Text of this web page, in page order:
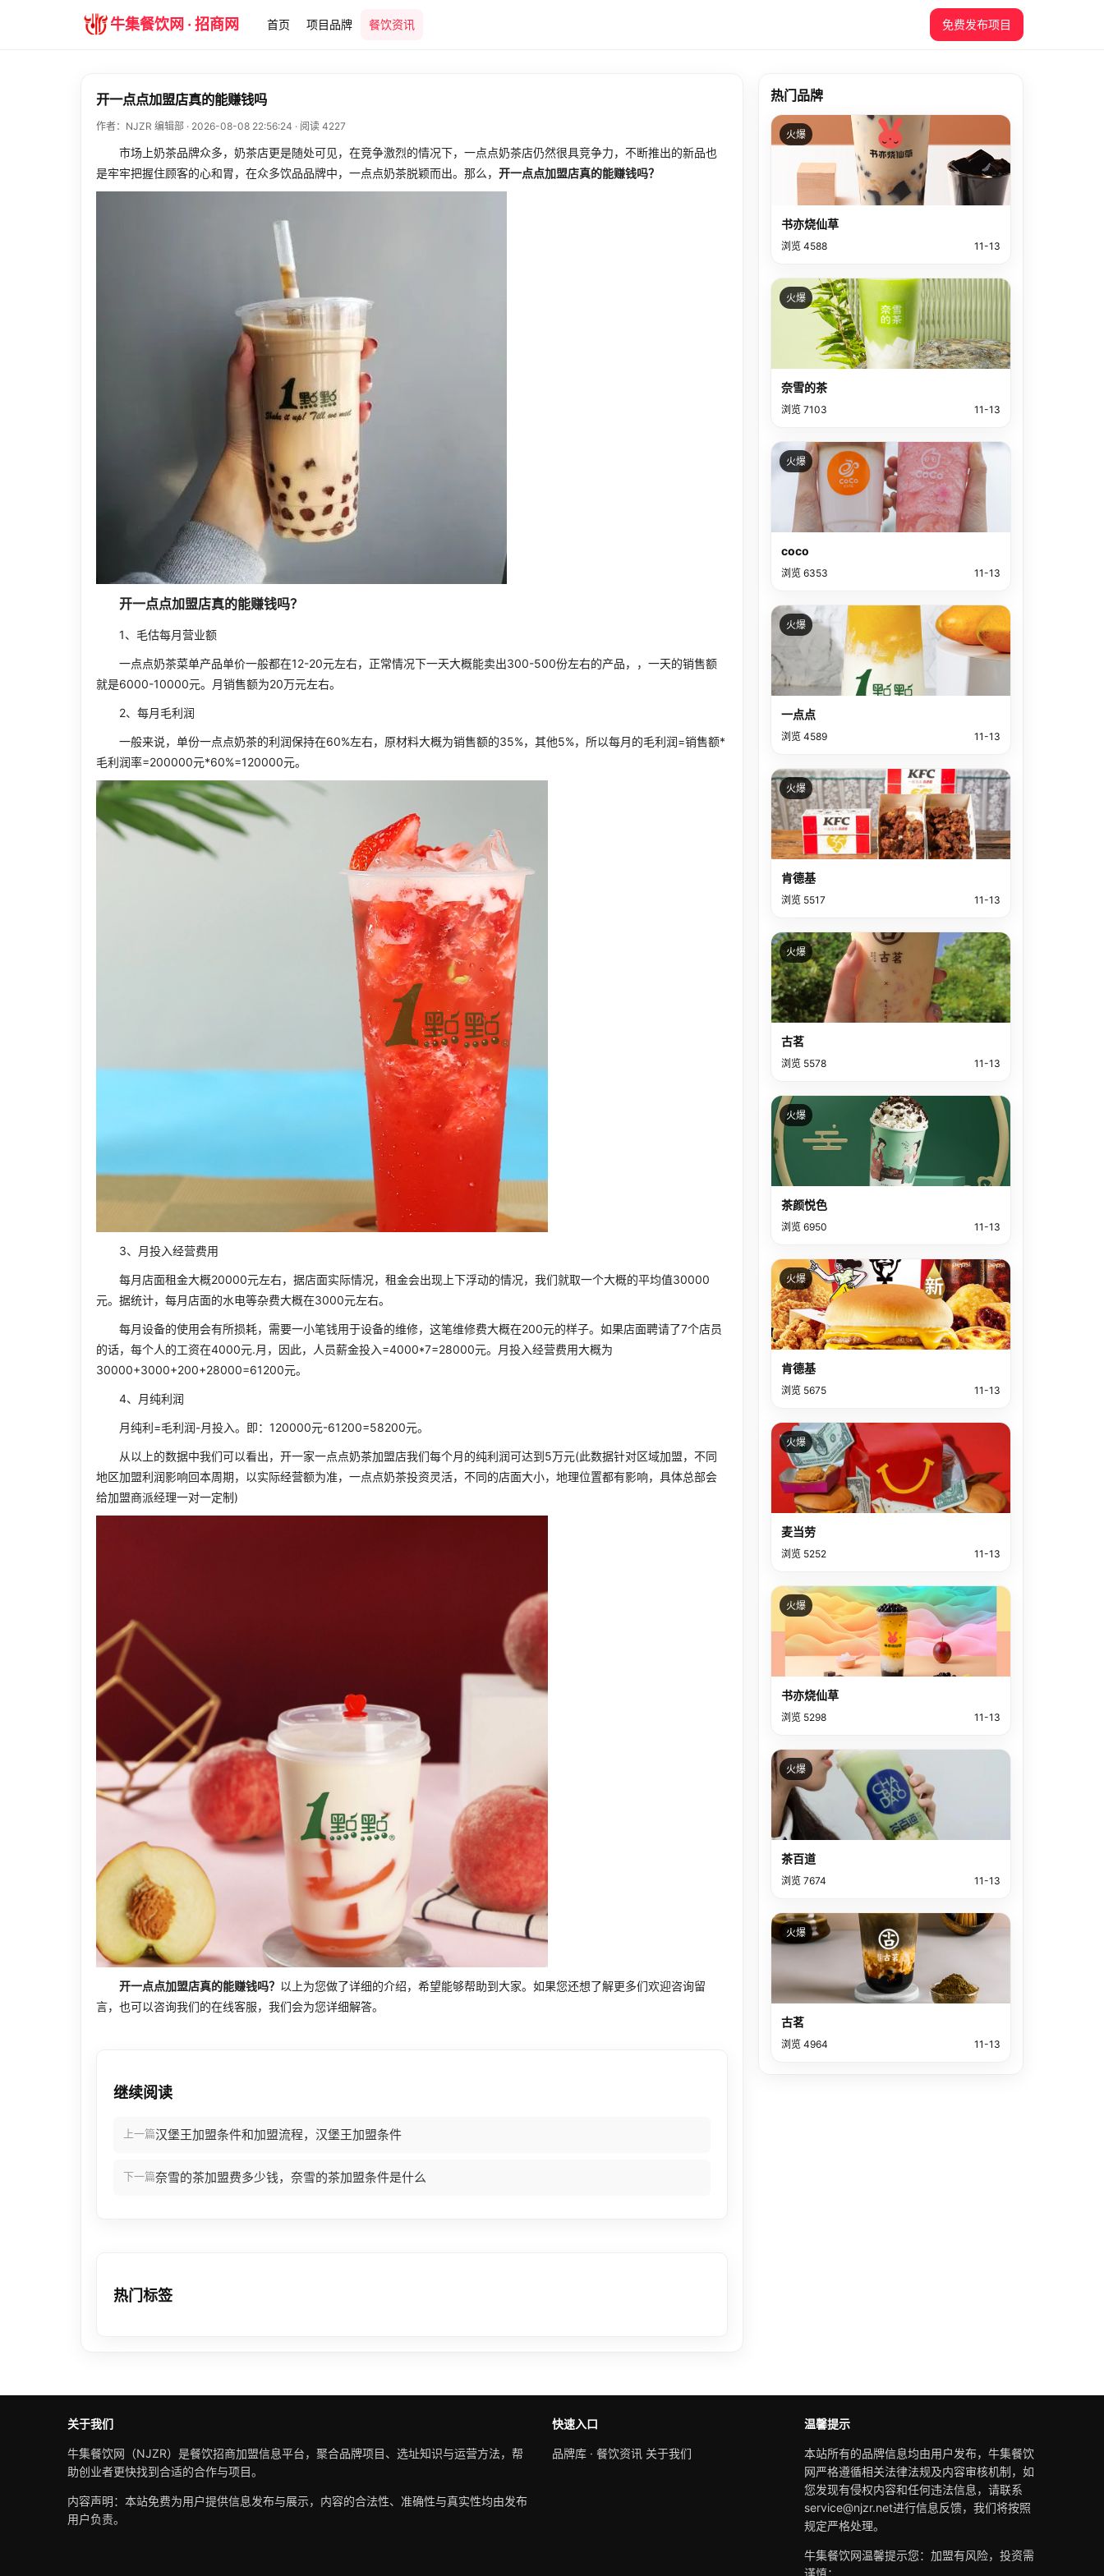
牛集餐饮网 · 招商网 首页 项目品牌 餐饮资讯 免费发布项目
开一点点加盟店真的能赚钱吗
作者：NJZR 编辑部 · 2026-08-08 22:56:24 · 阅读 4227
市场上奶茶品牌众多，奶茶店更是随处可见，在竞争激烈的情况下，一点点奶茶店仍然很具竞争力，不断推出的新品也
是牢牢把握住顾客的心和胃，在众多饮品品牌中，一点点奶茶脱颖而出。那么， 开一点点加盟店真的能赚钱吗？
开一点点加盟店真的能赚钱吗？
1、毛估每月营业额
一点点奶茶菜单产品单价一般都在12-20元左右，正常情况下一天大概能卖出300-500份左右的产品，，一天的销售额
就是6000-10000元。月销售额为20万元左右。
2、每月毛利润
一般来说，单份一点点奶茶的利润保持在60%左右，原材料大概为销售额的35%，其他5%，所以每月的毛利润=销售额*
毛利润率=200000元*60%=120000元。
3、月投入经营费用
每月店面租金大概20000元左右，据店面实际情况，租金会出现上下浮动的情况，我们就取一个大概的平均值30000
元。据统计，每月店面的水电等杂费大概在3000元左右。
每月设备的使用会有所损耗，需要一小笔钱用于设备的维修，这笔维修费大概在200元的样子。如果店面聘请了7个店员
的话，每个人的工资在4000元.月，因此，人员薪金投入=4000*7=28000元。月投入经营费用大概为
30000+3000+200+28000=61200元。
4、月纯利润
月纯利=毛利润-月投入。即：120000元-61200=58200元。
从以上的数据中我们可以看出，开一家一点点奶茶加盟店我们每个月的纯利润可达到5万元(此数据针对区域加盟，不同
地区加盟利润影响回本周期，以实际经营额为准，一点点奶茶投资灵活，不同的店面大小，地理位置都有影响，具体总部会
给加盟商派经理一对一定制)
开一点点加盟店真的能赚钱吗？ 以上为您做了详细的介绍，希望能够帮助到大家。如果您还想了解更多们欢迎咨询留
言，也可以咨询我们的在线客服，我们会为您详细解答。
继续阅读
上一篇汉堡王加盟条件和加盟流程，汉堡王加盟条件
下一篇奈雪的茶加盟费多少钱，奈雪的茶加盟条件是什么
热门标签
热门品牌
火爆
书亦烧仙草
浏览 4588 11-13
火爆
奈雪的茶
浏览 7103 11-13
火爆
coco
浏览 6353 11-13
火爆
一点点
浏览 4589 11-13
火爆
肯德基
浏览 5517 11-13
火爆
古茗
浏览 5578 11-13
火爆
茶颜悦色
浏览 6950 11-13
火爆
肯德基
浏览 5675 11-13
火爆
麦当劳
浏览 5252 11-13
火爆
书亦烧仙草
浏览 5298 11-13
火爆
茶百道
浏览 7674 11-13
火爆
古茗
浏览 4964 11-13
关于我们
牛集餐饮网（NJZR）是餐饮招商加盟信息平台，聚合品牌项目、选址知识与运营方法，帮
助创业者更快找到合适的合作与项目。
内容声明：本站免费为用户提供信息发布与展示，内容的合法性、准确性与真实性均由发布
用户负责。
快速入口
品牌库 · 餐饮资讯 关于我们
温馨提示
本站所有的品牌信息均由用户发布，牛集餐饮
网严格遵循相关法律法规及内容审核机制，如
您发现有侵权内容和任何违法信息，请联系
service@njzr.net进行信息反馈，我们将按照
规定严格处理。
牛集餐饮网温馨提示您：加盟有风险，投资需
谨慎；